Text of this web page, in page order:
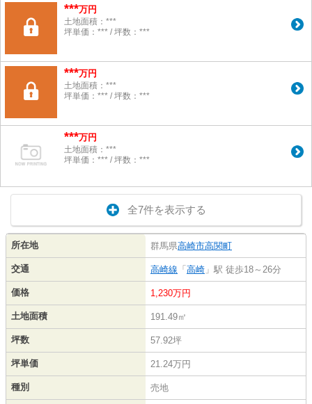
***万円
土地面積：***
坪単価：*** / 坪数：***
***万円
土地面積：***
坪単価：*** / 坪数：***
***万円
土地面積：***
坪単価：*** / 坪数：***
全7件を表示する
所在地 群馬県高崎市高関町
交通 高崎線 「 高崎 」駅 徒歩18～26分
価格 1,230万円
土地面積 191.49㎡
坪数 57.92坪
坪単価 21.24万円
種別 売地